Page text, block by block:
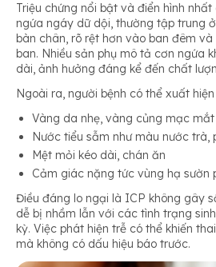
Triệu chứng nổi bật và điển hình
ngứa ngáy dữ dội, thường tập trung
bàn chân, rõ rệt hơn vào ban đêm
ban. Nhiều sản phụ mô tả cơn ngứa
dài, ảnh hưởng đáng kể đến chất
Ngoài ra, người bệnh có thể xuất
Vàng da nhẹ, vàng củng mạc mắt
Nước tiểu sẫm như màu nước trà,
Mệt mỏi kéo dài, chán ăn
Cảm giác nặng tức vùng hạ sườn
Điều đáng lo ngại là ICP không gây
dễ bị nhầm lẫn với các tình trạng
kỳ. Việc phát hiện trễ có thể khiến
mà không có dấu hiệu báo trước.